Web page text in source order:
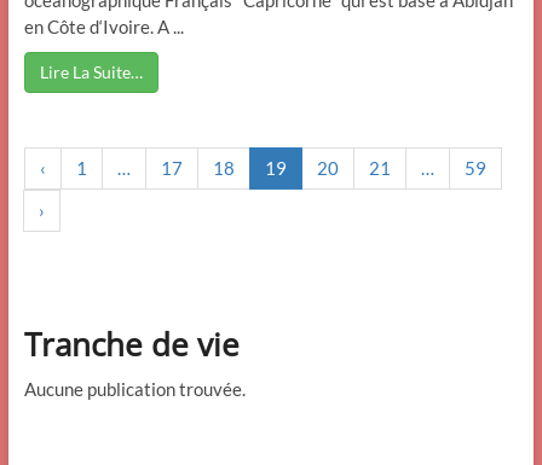
en Côte d‘Ivoire. A ...
Lire La Suite…
‹ 1 … 17 18 19 20 21 …
59
›
Tranche de vie
Aucune publication trouvée.